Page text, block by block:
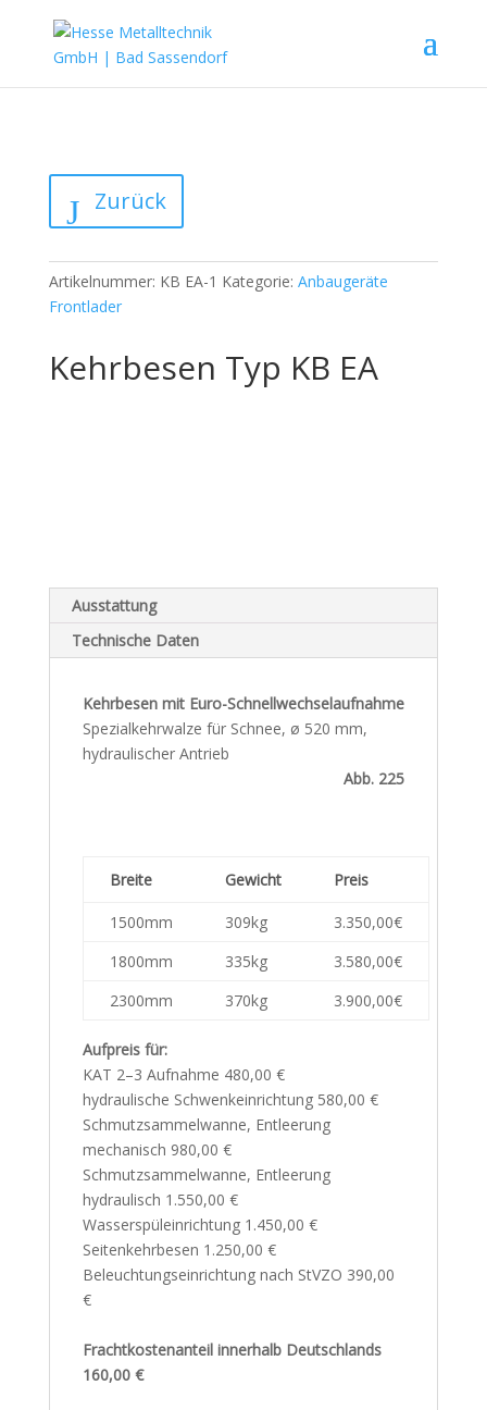
Zurück
Artikelnummer: KB EA-1 Kategorie: Anbaugeräte
Frontlader
Kehrbesen Typ KB EA
Ausstattung
Technische Daten
Kehrbesen mit Euro-Schnellwechselaufnahme
Spezialkehrwalze für Schnee, ø 520 mm,
hydraulischer Antrieb
Abb. 225
Breite Gewicht Preis
1500mm 309kg
3.350,00€
1800mm
335kg
3.580,00€
2300mm
370kg 3.900,00€
Aufpreis für:
KAT 2–3 Aufnahme 480,00 €
hydraulische Schwenkeinrichtung 580,00 €
Schmutzsammelwanne, Entleerung
mechanisch 980,00 €
Schmutzsammelwanne, Entleerung
hydraulisch 1.550,00 €
Wasserspüleinrichtung 1.450,00 €
Seitenkehrbesen 1.250,00 €
Beleuchtungseinrichtung nach StVZO 390,00
€
Frachtkostenanteil innerhalb Deutschlands
160,00 €